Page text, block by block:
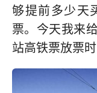
够提前多少天
票。今天我来
站高铁票放票时